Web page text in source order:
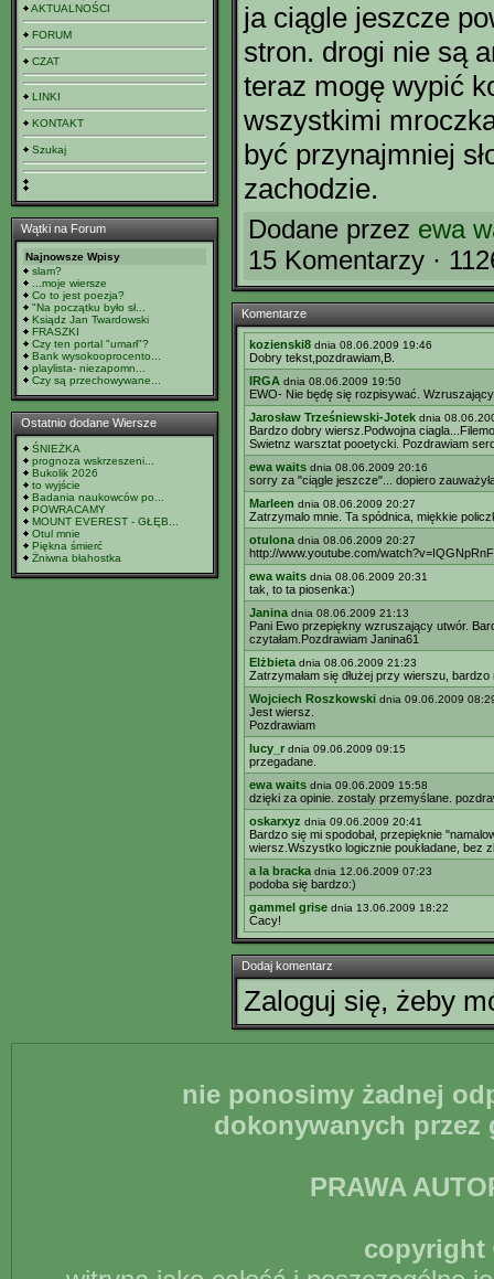
AKTUALNOŚCI
FORUM
CZAT
LINKI
KONTAKT
Szukaj
Wątki na Forum
Najnowsze Wpisy
slam?
...moje wiersze
Co to jest poezja?
"Na początku było sł...
Ksiądz Jan Twardowski
FRASZKI
Czy ten portal "umarł"?
Bank wysokooprocento...
playlista- niezapomn...
Czy są przechowywane...
Ostatnio dodane Wiersze
ŚNIEŻKA
prognoza wskrzeszeni...
Bukolik 2026
to wyjście
Badania naukowców po...
POWRACAMY
MOUNT EVEREST - GŁĘB...
Otul mnie
Piękna śmierć
Żniwna błahostka
ja ciągle jeszcze
stron. drogi nie są
teraz mogę wypić
wszystkimi
być przynajmniej
zachodzie.
Dodane przez ewa
15 Komentarzy ·
Komentarze
kozienski8 dnia 08.06.2009 19:46
Dobry tekst,pozdrawiam,B.
IRGA dnia 08.06.2009 19:50
EWO- Nie będę się rozpisywać.
Jarosław Trześniewski-Jotek dnia
Bardzo dobry wiersz.Podwojna
Swietnz warsztat pooetycki. Pozdrawiam
ewa waits dnia 08.06.2009 20:16
sorry za "ciągle jeszcze"... dopiero
Marleen dnia 08.06.2009 20:27
Zatrzymalo mnie. Ta spódnica, miękkie
otulona dnia 08.06.2009 20:27
http://www.youtube.com/
ewa waits dnia 08.06.2009 20:31
tak, to ta piosenka:)
Janina dnia 08.06.2009 21:13
Pani Ewo przepiękny wzruszający utwór.
czytałam.Pozdrawiam Janina61
Elżbieta dnia 08.06.2009 21:23
Zatrzymałam się dłużej przy wierszu, bardzo
Wojciech Roszkowski dnia 09.06.2009
Jest wiersz.
Pozdrawiam
lucy_r dnia 09.06.2009 09:15
przegadane.
ewa waits dnia 09.06.2009 15:58
dzięki za opinie. zostaly przemyślane.
oskarxyz dnia 09.06.2009 20:41
Bardzo się mi spodobał, przepięknie
wiersz.Wszystko logicznie poukładane, bez
a la bracka dnia 12.06.2009 07:23
podoba się bardzo:)
gammel grise dnia 13.06.2009 18:22
Cacy!
Dodaj komentarz
Zaloguj się, żeby
nie ponosimy żadnej
dokonywanych
PRAWA
copyright